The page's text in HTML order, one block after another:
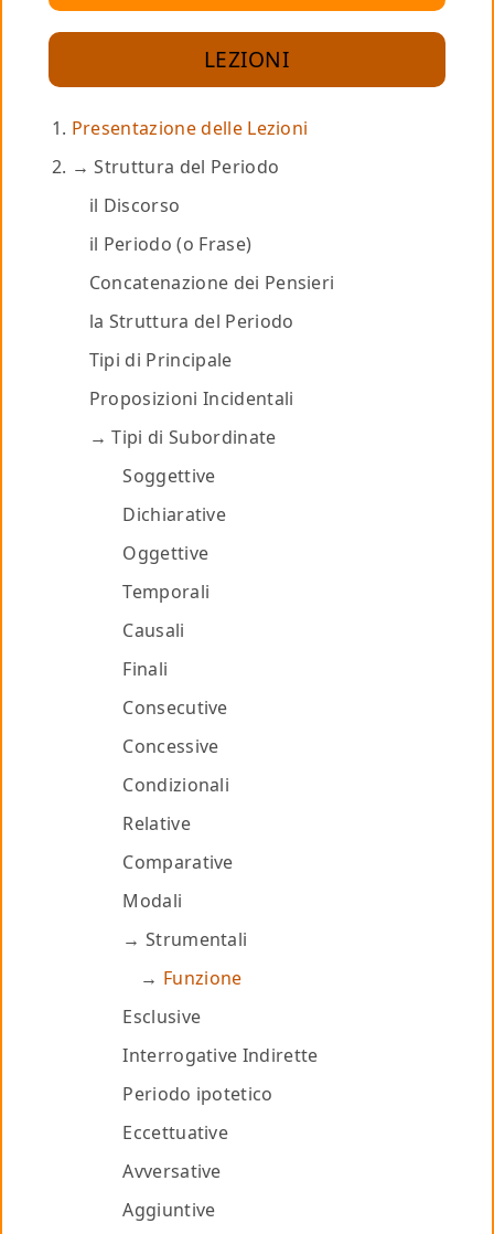
LEZIONI
Presentazione delle Lezioni
Struttura del Periodo
il Discorso
il Periodo (o Frase)
Concatenazione dei Pensieri
la Struttura del Periodo
Tipi di Principale
Proposizioni Incidentali
Tipi di Subordinate
Soggettive
Dichiarative
Oggettive
Temporali
Causali
Finali
Consecutive
Concessive
Condizionali
Relative
Comparative
Modali
Strumentali
Funzione
Esclusive
Interrogative Indirette
Periodo ipotetico
Eccettuative
Avversative
Aggiuntive